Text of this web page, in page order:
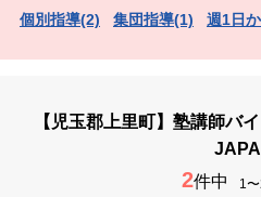
個別指導(2)
集団指導(1) 週1日
【児玉郡上里町】塾講師バ
2件中 1